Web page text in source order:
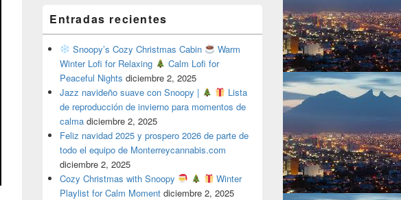
Entradas recientes
Snoopy’s Cozy Christmas Cabin
Warm
Winter Lofi for Relaxing
Calm Lofi for
Peaceful Nights diciembre 2, 2025
Jazz navideño suave con Snoopy |
Lista
de reproducción de invierno para momentos de
calma diciembre 2, 2025
Feliz navidad 2025 y prospero 2026 de parte de
todo el equipo de Monterreycannabis.com
diciembre 2, 2025
Cozy Christmas with Snoopy
Winter
Playlist for Calm Moment diciembre 2, 2025